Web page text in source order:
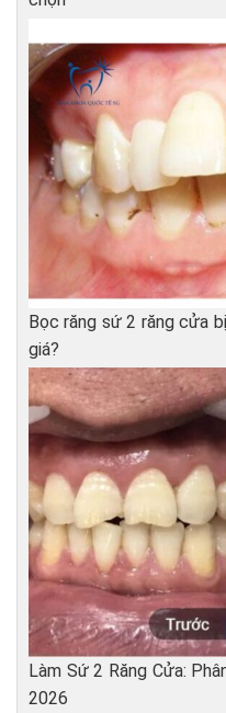
Bọc răng sứ 2 răng cửa
giá?
Làm Sứ 2 Răng Cửa:
2026